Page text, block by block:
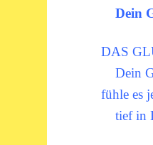
Dein
DAS
Dein
fühle es
tief in